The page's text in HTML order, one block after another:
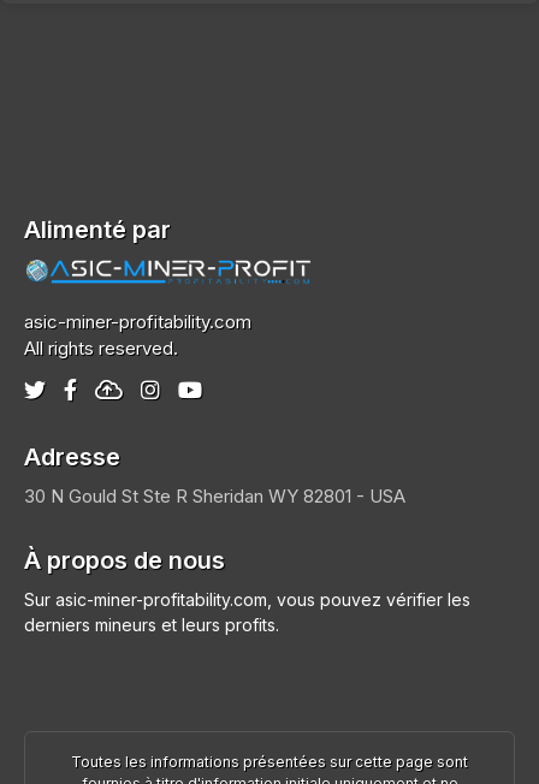
Alimenté par
asic-miner-profitability.com
All rights reserved.
Adresse
30 N Gould St Ste R Sheridan WY 82801 - USA
À propos de nous
Sur asic-miner-profitability.com, vous pouvez vérifier les
derniers mineurs et leurs profits.
Toutes les informations présentées sur cette page sont